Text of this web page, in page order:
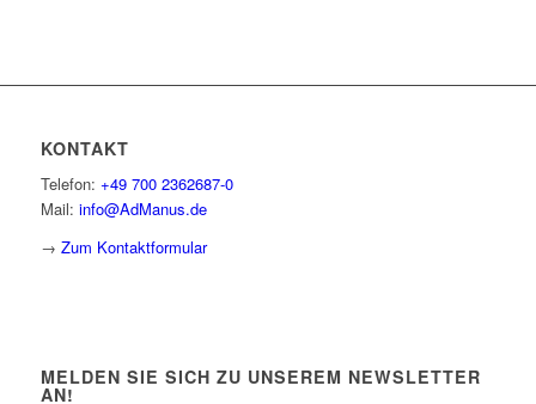
KONTAKT
Telefon: +49 700 2362687-0
Mail: info@AdManus.de
→ Zum Kontaktformular
MELDEN SIE SICH ZU UNSEREM NEWSLETTER
AN!